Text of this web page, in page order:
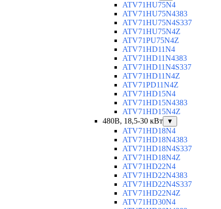
ATV71HU75N4
ATV71HU75N4383
ATV71HU75N4S337
ATV71HU75N4Z
ATV71PU75N4Z
ATV71HD11N4
ATV71HD11N4383
ATV71HD11N4S337
ATV71HD11N4Z
ATV71PD11N4Z
ATV71HD15N4
ATV71HD15N4383
ATV71HD15N4Z
480В, 18,5-30 кВт
▼
ATV71HD18N4
ATV71HD18N4383
ATV71HD18N4S337
ATV71HD18N4Z
ATV71HD22N4
ATV71HD22N4383
ATV71HD22N4S337
ATV71HD22N4Z
ATV71HD30N4